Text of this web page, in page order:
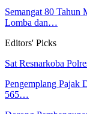
Semangat 80 Tahun
Lomba dan…
Editors' Picks
Sat Resnarkoba
Pengemplang Pajak
565…